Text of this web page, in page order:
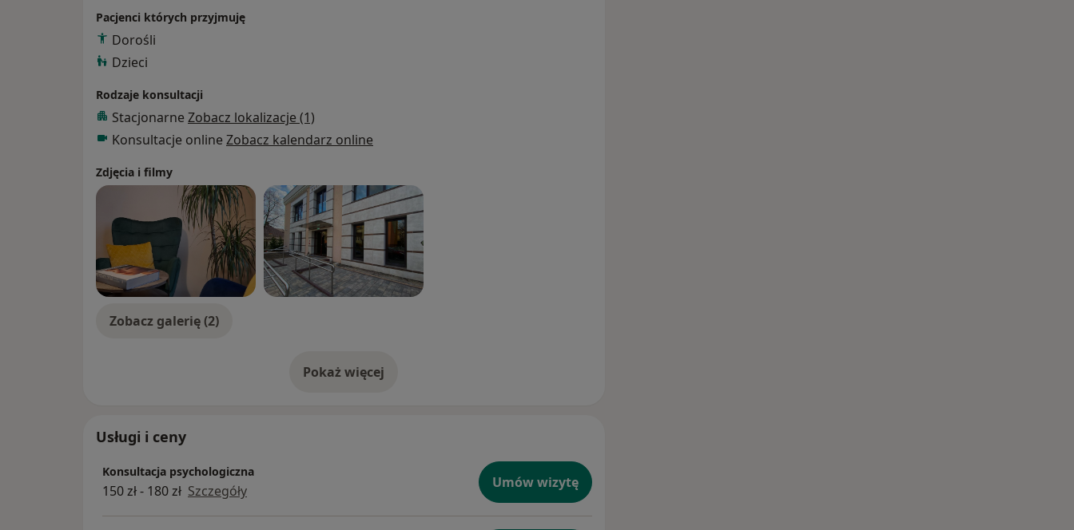
Pacjenci których przyjmuję
Dorośli
Dzieci
Rodzaje konsultacji
Stacjonarne Zobacz lokalizacje (1)
Konsultacje online Zobacz kalendarz online
Zdjęcia i filmy
Zobacz galerię (2)
Pokaż więcejo doświadczeniu
Usługi i ceny
Konsultacja psychologiczna
150 zł - 180 zł Szczegóły Umów wizytę